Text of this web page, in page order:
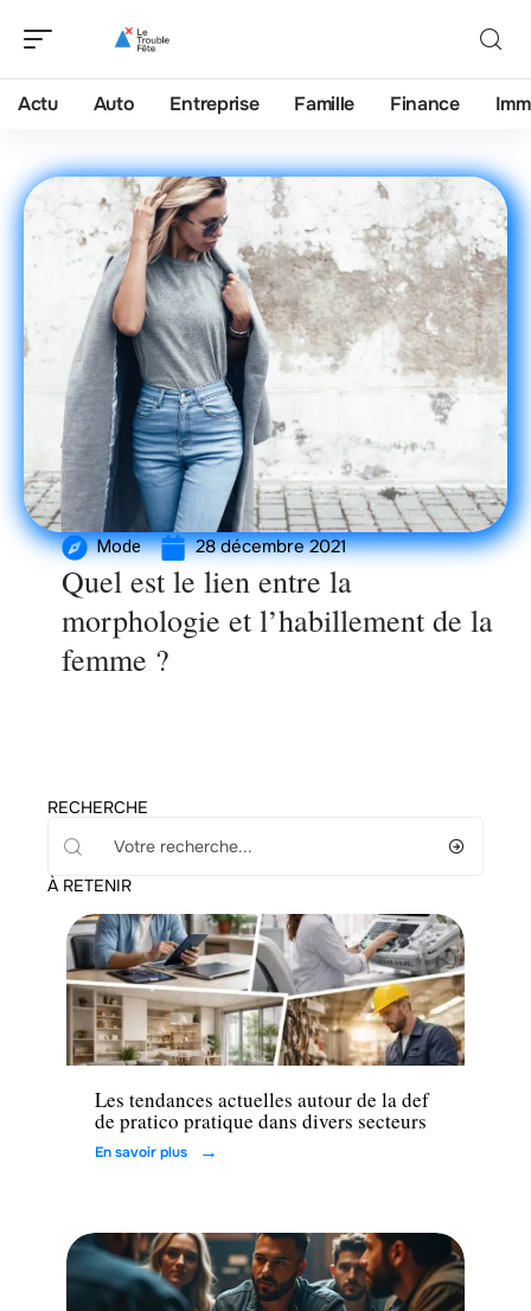
Actu Auto Entreprise Famille Finance
Mode 28 décembre 2021
Quel est le lien entre la
morphologie et l’habillement de la
femme ?
RECHERCHE
À RETENIR
Santé
Les tendances actuelles autour de la def
de pratico pratique dans divers secteurs
En savoir plus